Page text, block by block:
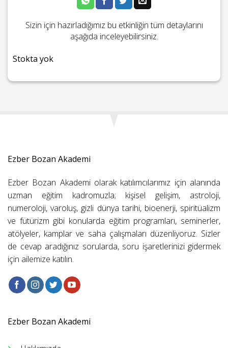
Sizin için hazırladığımız bu etkinliğin tüm detaylarını
aşağıda inceleyebilirsiniz.
Stokta yok
Ezber Bozan Akademi
Ezber Bozan Akademi olarak katılımcılarımız için alanında
uzman eğitim kadromuzla; kişisel gelişim, astroloji,
numeroloji, varoluş, gizli dünya tarihi, bioenerji, spiritüalizm
ve fütürizm gibi konularda eğitim programları, seminerler,
atölyeler, kamplar ve saha çalışmaları düzenliyoruz. Sizler
de cevap aradığınız sorularda, soru işaretlerinizi gidermek
için ailemize katılın.
Ezber Bozan Akademi